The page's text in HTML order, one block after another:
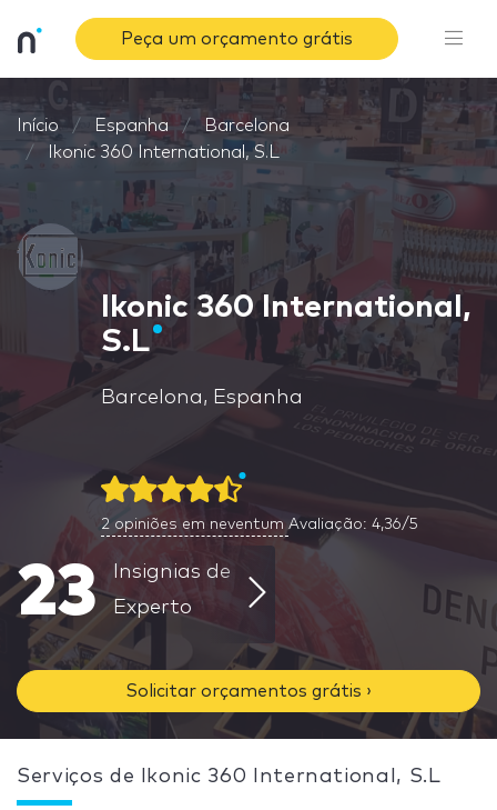
Peça um orçamento grátis
Início Espanha
Barcelona
Ikonic 360 International, S.L
Ikonic 360 International,
S.L
Barcelona, Espanha
2 opiniões em neventum Avaliação: 4,36/5
23
Insignias de
Experto
Solicitar orçamentos grátis ›
Serviços de Ikonic 360 International, S.L